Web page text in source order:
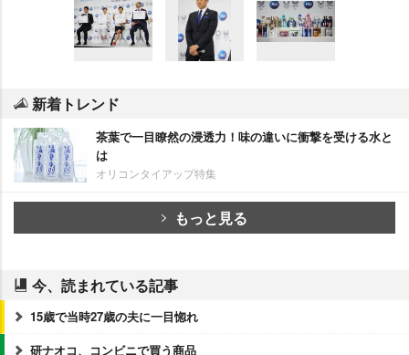
新着トレンド
茶葉で一目瞭然の浸透力！味の違いに衝撃を受ける水と
は
オリコンタイアップ特集
もっと見る
今、読まれている記事
15歳で当時27歳の夫に一目惚れ
研ナオコ、コンビニで買う商品